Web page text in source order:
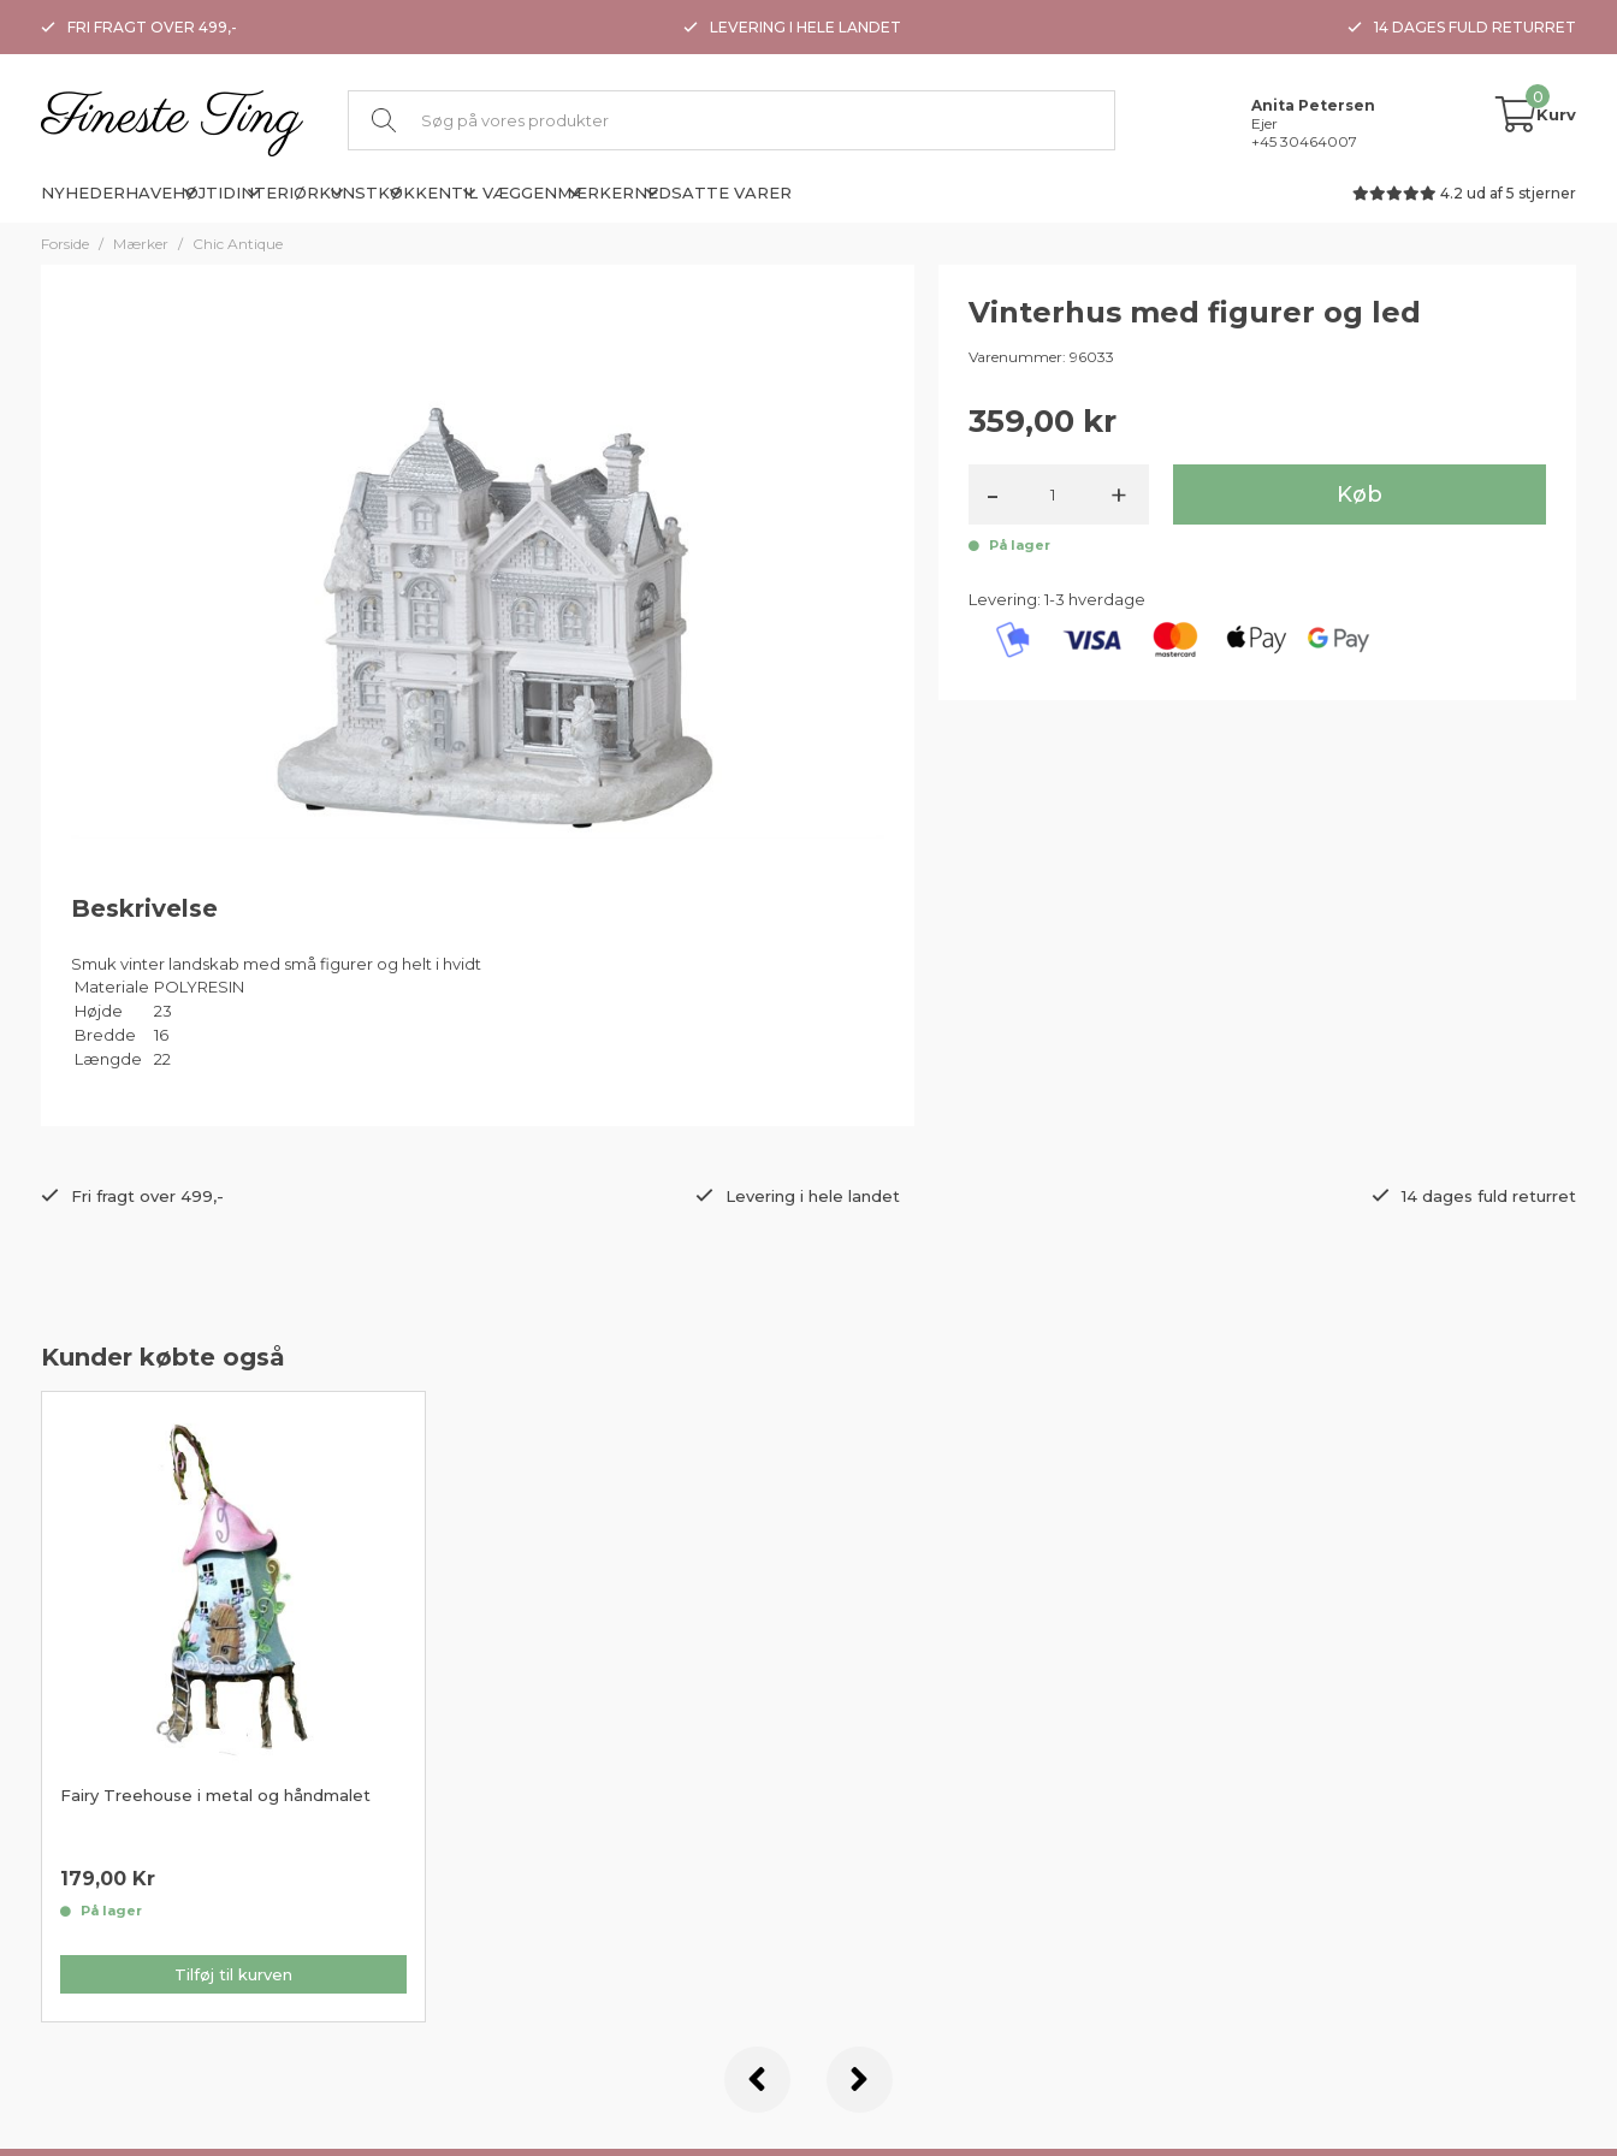
FRI FRAGT OVER 499,- LEVERING I HELE LANDET 14 DAGES FULD RETURRET
Anita Petersen
Ejer
+45 30464007
0
Kurv
NYHEDERHAVEHØJTIDINTERIØRKUNSTKØKKENTIL VÆGGENMÆRKERNEDSATTE VARER 4.2 ud af 5 stjerner
Forside / Mærker / Chic Antique
Beskrivelse
Smuk vinter landskab med små figurer og helt i hvidt
Materiale POLYRESIN
Højde
23
Bredde
16
Længde
22
Vinterhus med figurer og led
Varenummer:96033
359,00
+
- Køb
På lager
Levering: 1-3 hverdage
Fri fragt over 499,- Levering i hele landet 14 dages fuld returret
Kunder købte også
Fairy Treehouse i metal og håndmalet
179,00 Kr
På lager
Tilføj til kurven